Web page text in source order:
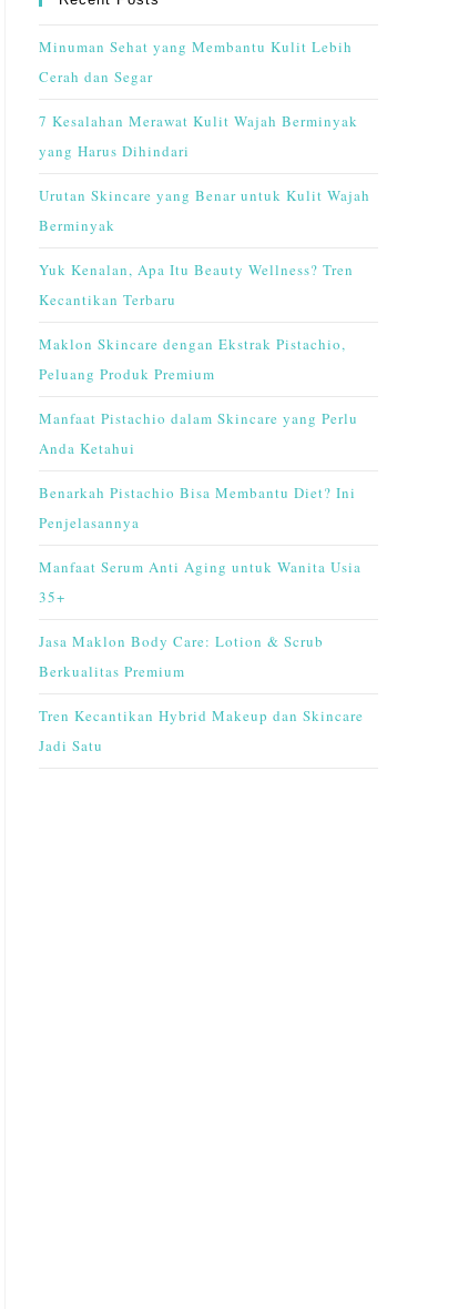
Minuman Sehat yang Membantu Kulit Lebih
Cerah dan Segar
7 Kesalahan Merawat Kulit Wajah Berminyak
yang Harus Dihindari
Urutan Skincare yang Benar untuk Kulit Wajah
Berminyak
Yuk Kenalan, Apa Itu Beauty Wellness? Tren
Kecantikan Terbaru
Maklon Skincare dengan Ekstrak Pistachio,
Peluang Produk Premium
Manfaat Pistachio dalam Skincare yang Perlu
Anda Ketahui
Benarkah Pistachio Bisa Membantu Diet? Ini
Penjelasannya
Manfaat Serum Anti Aging untuk Wanita Usia
35+
Jasa Maklon Body Care: Lotion & Scrub
Berkualitas Premium
Tren Kecantikan Hybrid Makeup dan Skincare
Jadi Satu